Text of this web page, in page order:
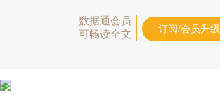
数据通会员
可畅读全文
订阅/会员升级